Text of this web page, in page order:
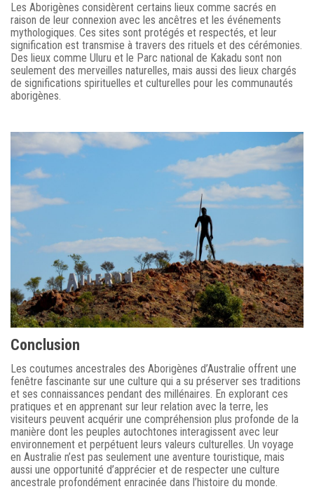
Les Aborigènes considèrent certains lieux comme sacrés en
raison de leur connexion avec les ancêtres et les événements
mythologiques. Ces sites sont protégés et respectés, et leur
signification est transmise à travers des rituels et des cérémonies.
Des lieux comme Uluru et le Parc national de Kakadu sont non
seulement des merveilles naturelles, mais aussi des lieux chargés
de significations spirituelles et culturelles pour les communautés
aborigènes.
Conclusion
Les coutumes ancestrales des Aborigènes d’Australie offrent une
fenêtre fascinante sur une culture qui a su préserver ses traditions
et ses connaissances pendant des millénaires. En explorant ces
pratiques et en apprenant sur leur relation avec la terre, les
visiteurs peuvent acquérir une compréhension plus profonde de la
manière dont les peuples autochtones interagissent avec leur
environnement et perpétuent leurs valeurs culturelles. Un voyage
en Australie n’est pas seulement une aventure touristique, mais
aussi une opportunité d’apprécier et de respecter une culture
ancestrale profondément enracinée dans l’histoire du monde.